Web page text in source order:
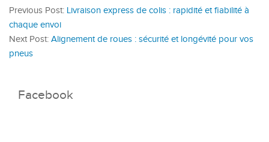
Previous Post: Livraison express de colis : rapidité et fiabilité à
chaque envoi
Next Post: Alignement de roues : sécurité et longévité pour vos
pneus
Facebook